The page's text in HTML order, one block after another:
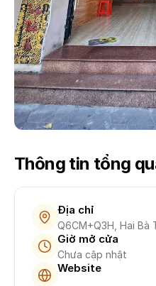
Thông tin tổng
Địa chỉ
Q6CM+Q3H, Hai Bà
Giờ mở cửa
Chưa cập nhật
Website